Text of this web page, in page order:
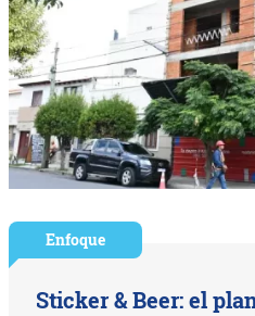
Enfoque
Sticker & Beer: el